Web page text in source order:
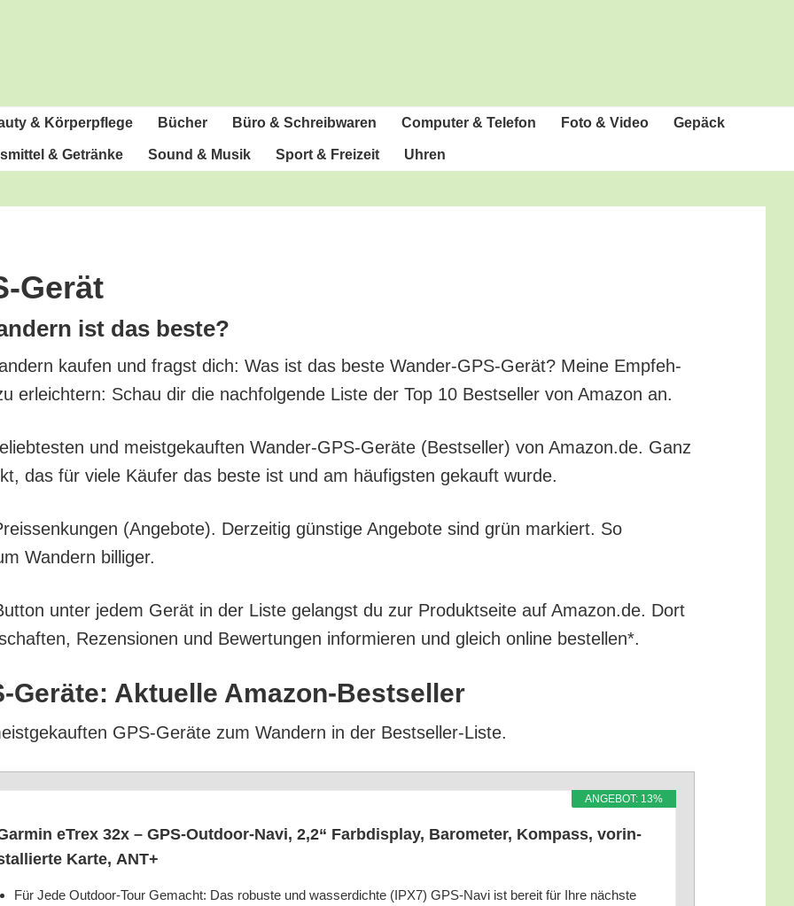
& Körperpflege Bücher Büro & Schreibwaren Com­pu­ter & Telefon Foto & Video Gepäck
& Getränke Sound & Musik Sport & Freizeit Uhren
Gerät
ist das beste?
kau­fen und fragst dich: Was ist das bes­te Wan­der-GPS-Gerät? Mei­ne Emp­feh­
erleich­tern: Schau dir die nach­fol­gen­de Lis­te der Top 10 Best­sel­ler von Ama­zon an.
und meist­ge­kauf­ten Wan­der-GPS-Gerä­te (Best­sel­ler) von Amazon.de. Ganz
das für vie­le Käu­fer das bes­te ist und am häu­figs­ten gekauft wurde.
(Ange­bo­te). Der­zei­tig güns­ti­ge Ange­bo­te sind grün mar­kiert. So
Wan­dern billiger.
unter jedem Gerät in der Lis­te gelangst du zur Pro­dukt­sei­te auf Amazon.de. Dort
Rezen­sio­nen und Bewer­tun­gen infor­mie­ren und gleich online bestellen*.
Gerä­te: Aktu­el­le Amazon-Bestseller
GPS-Gerä­te zum Wan­dern in der Bestseller-Liste.
ANGE­BOT: 13%
eTrex 32x – GPS-Out­door-Navi, 2,2“ Farb­dis­play, Baro­me­ter, Kom­pass, vor­in­
Kar­te, ANT+
Für Jede Out­door-Tour Gemacht: Das robus­te und was­ser­dich­te (IPX7) GPS-Navi ist bereit für Ihre nächs­te